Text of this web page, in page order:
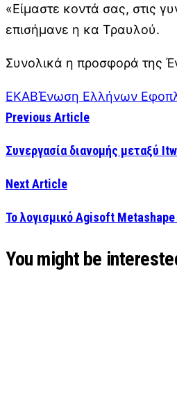
«Είμαστε κοντά σας, στις
επισήμανε η κα Τραυλού.
Συνολικά η προσφορά της
ΕΚΑΒΈνωση Ελλήνων
Previous Article
Συνεργασία διανομής μεταξύ
Next Article
Το λογισμικό Agisoft
You might be